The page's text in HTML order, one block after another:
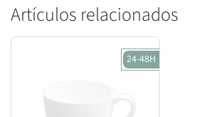
Artículos relacionados
24-48H